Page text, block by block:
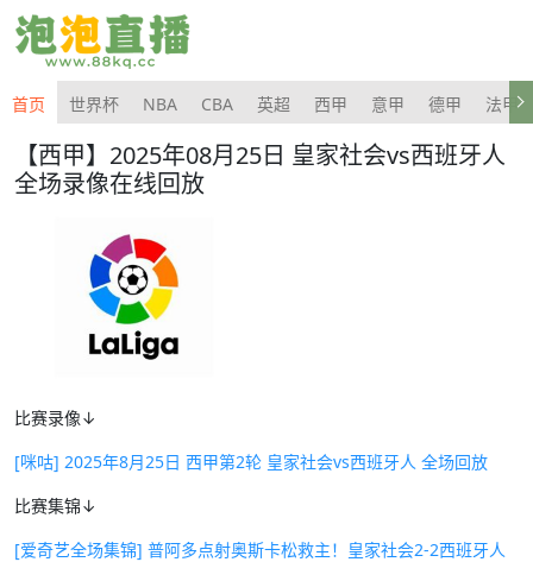
首页 世界杯 NBA CBA 英超 西甲 意甲 德甲 法甲
【西甲】2025年08月25日 皇家社会vs西班牙人
全场录像在线回放
比赛录像↓
[咪咕] 2025年8月25日 西甲第2轮 皇家社会vs西班牙人 全场回放
比赛集锦↓
[爱奇艺全场集锦] 普阿多点射奥斯卡松救主！皇家社会2-2西班牙人